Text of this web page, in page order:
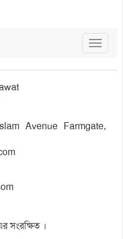
Toggle
Avenue Farmgate,
সংরক্ষিত ।